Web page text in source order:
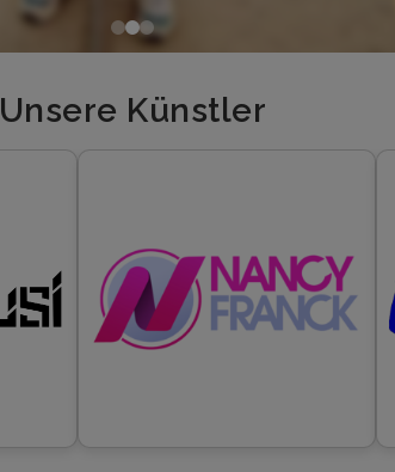
Unsere Künstler